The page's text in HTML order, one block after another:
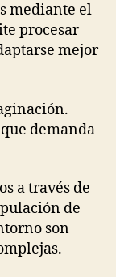
mediante el
procesar
mejor
demanda
a través de
de
son